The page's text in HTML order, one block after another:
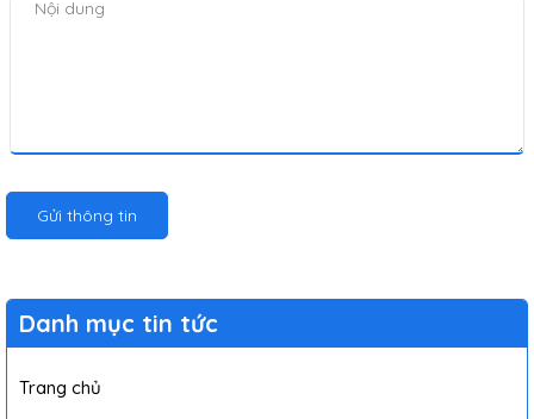
Gửi thông tin
Danh mục tin tức
Trang chủ